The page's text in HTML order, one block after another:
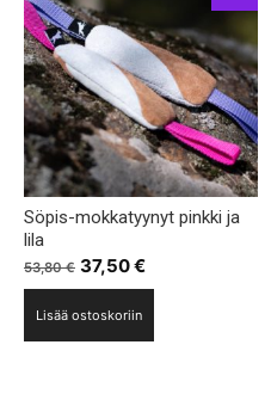
Voit
tehdä
valinnat
tuotteen
sivulla.
Söpis-mokkatyynyt pinkki ja
lila
53,80€ Alkuperäinen
hinta
oli:
37,50€Nykyinen
hinta
Lisää ostoskoriin